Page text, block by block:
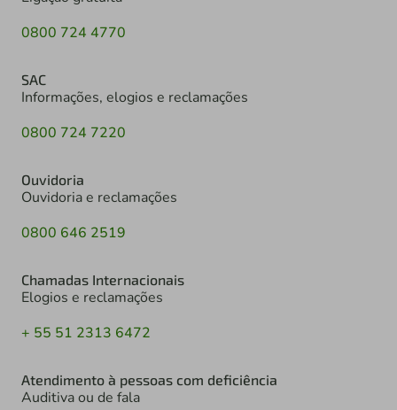
0800 724 4770
SAC
Informações, elogios e reclamações
0800 724 7220
Ouvidoria
Ouvidoria e reclamações
0800 646 2519
Chamadas Internacionais
Elogios e reclamações
+ 55 51 2313 6472
Atendimento à pessoas com deficiência
Auditiva ou de fala